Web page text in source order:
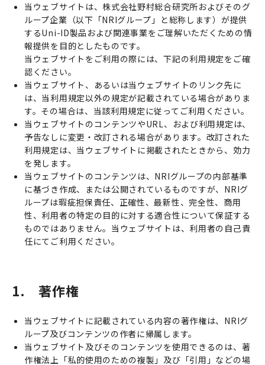
当ウェブサイトは、株式会社野村総合研究所およびそのグ
ループ企業（以下「NRIグループ」と総称します）が提供
するUni-ID製品および関連事業をご理解いただくための情
報提供を目的としたものです。
当ウェブサイトをご利用の際には、下記の利用規定をご確
認ください。
当ウェブサイト、あるいは当ウェブサイトのリンク先に
は、当利用規定以外の規定が記載されている場合がありま
す。その場合は、当該利用規定に従ってご利用ください。
当ウェブサイトのコンテンツやURL、および利用規定は、
予告なしに変更・改訂される場合があります。改訂された
利用規定は、当ウェブサイトに掲載されたときから、効力
を発します。
当ウェブサイトのコンテンツは、NRIグループの内部基準
に基づき作成、または公開されているものですが、NRIグ
ループは瑕疵担保責任、正確性、最新性、完全性、商用
性、利用者の特定の目的に対する適合性について保証する
ものではありません。当ウェブサイトは、利用者の自己責
任にてご利用ください。
1. 著作権
当ウェブサイトに記載されている内容の著作権は、NRIグ
ループ及びコンテンツの作者に帰属します。
当ウェブサイト及びそのコンテンツを使用できるのは、著
作権法上「私的使用のための複製」及び「引用」などの場